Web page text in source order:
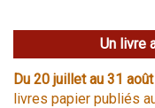
Un livre
Du 20 juillet au 31
livres papier publiés